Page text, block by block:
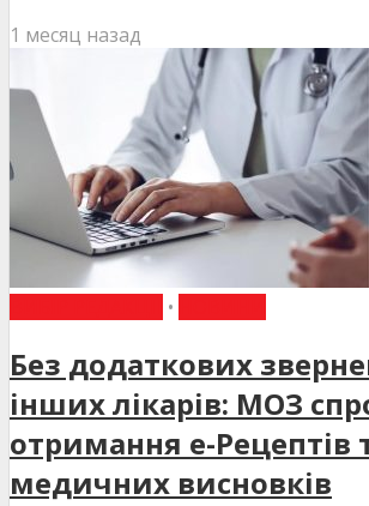
1 месяц назад
•
Без додаткових
інших лікарів: МОЗ
отримання е-Рецептів
медичних висновків